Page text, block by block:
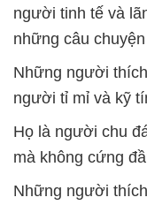
người tinh tế và
những câu
Những người
người tỉ mỉ và kỹ
Họ là người chu
mà không cứng
Những người